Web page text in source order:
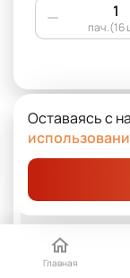
Главная
пач.(16
Оставаясь с